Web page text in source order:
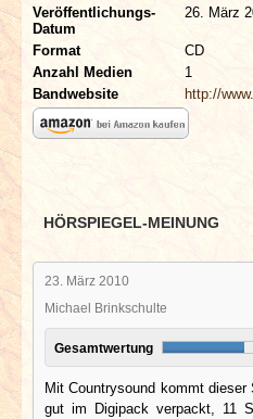
ARCHIV
Veröffentlichungs-
Datum
26. März
Format
CD
Anzahl Medien
1
Bandwebsite
http://
HÖRSPIEGEL-MEINUNG
23. März 2010
Michael Brinkschulte
Gesamtwertung
Mit Countrysound kommt dieser
gut im Digipack verpackt, 11